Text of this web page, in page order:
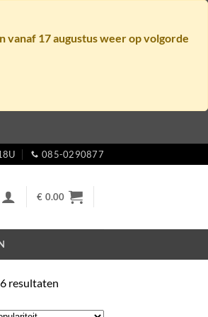
vanaf 17 augustusweer op volgorde
085-0290877
€ 0.00
resultaten